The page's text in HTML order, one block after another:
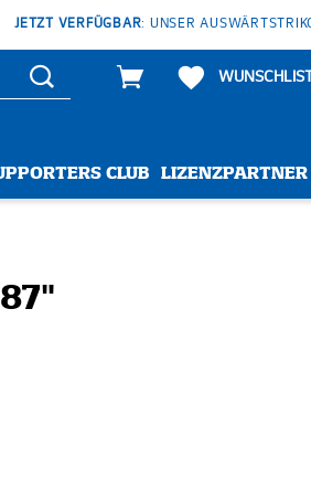
JETZT VERFÜGBAR: UNSER
CLUB LIZENZPARTNER